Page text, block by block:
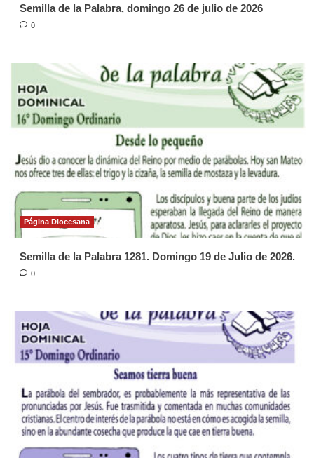
Semilla de la Palabra, domingo 26 de julio de 2026
0
Página Diocesana
Semilla de la Palabra 1281. Domingo 19 de Julio de 2026.
0